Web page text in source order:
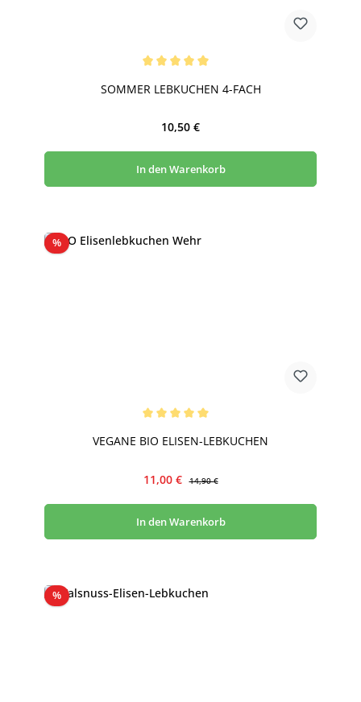
SOMMER LEBKUCHEN 4-FACH
Regulärer Preis:
10,50 €
In den Warenkorb
%Rabatt
VEGANE BIO ELISEN-LEBKUCHEN
Verkaufspreis:
11,00 € 14,90 €
In den Warenkorb
%Rabatt